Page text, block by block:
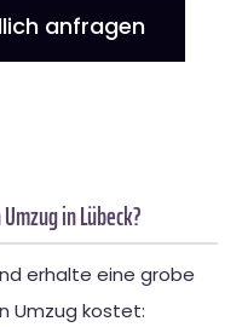
anfragen
in Lübeck?
erhalte eine grobe
Umzug kostet: